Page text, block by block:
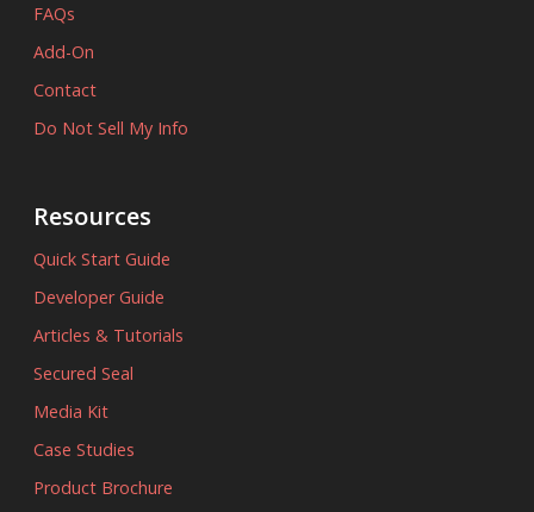
FAQs
Add-On
Contact
Do Not Sell My Info
Resources
Quick Start Guide
Developer Guide
Articles & Tutorials
Secured Seal
Media Kit
Case Studies
Product Brochure